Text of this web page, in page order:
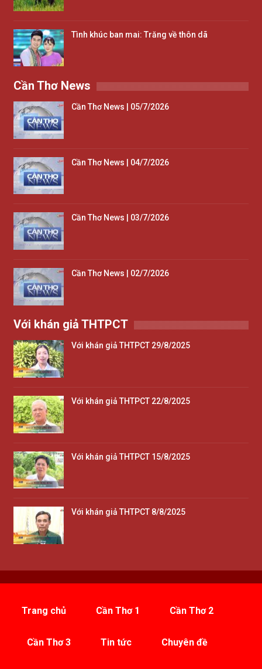
Tình khúc ban mai: Trăng về thôn dã
Cần Thơ News
Cần Thơ News | 05/7/2026
Cần Thơ News | 04/7/2026
Cần Thơ News | 03/7/2026
Cần Thơ News | 02/7/2026
Với khán giả THTPCT
Với khán giả THTPCT 29/8/2025
Với khán giả THTPCT 22/8/2025
Với khán giả THTPCT 15/8/2025
Với khán giả THTPCT 8/8/2025
Trang chủ Cần Thơ 1 Cần Thơ 2
Cần Thơ 3 Tin tức Chuyên đề